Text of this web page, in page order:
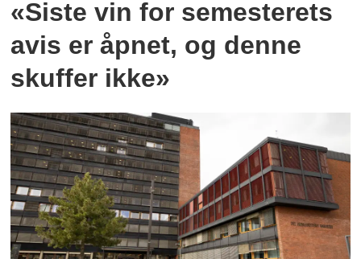
«Siste vin for semesterets
avis er åpnet, og denne
skuffer ikke»